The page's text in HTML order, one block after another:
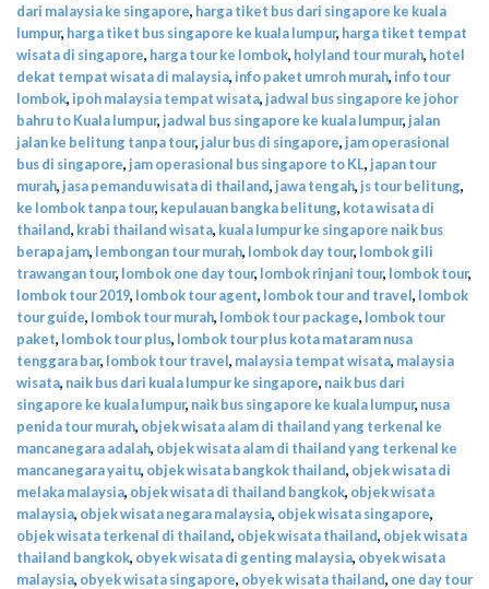
dari malaysia ke singapore, harga tiket bus dari singapore ke kuala
lumpur, harga tiket bus singapore ke kuala lumpur, harga tiket tempat
wisata di singapore, harga tour ke lombok, holyland tour murah, hotel
dekat tempat wisata di malaysia, info paket umroh murah, info tour
lombok, ipoh malaysia tempat wisata, jadwal bus singapore ke johor
bahru to Kuala lumpur, jadwal bus singapore ke kuala lumpur, jalan
jalan ke belitung tanpa tour, jalur bus di singapore, jam operasional
bus di singapore, jam operasional bus singapore to KL, japan tour
murah, jasa pemandu wisata di thailand, jawa tengah, js tour belitung,
ke lombok tanpa tour, kepulauan bangka belitung, kota wisata di
thailand, krabi thailand wisata, kuala lumpur ke singapore naik bus
berapa jam, lembongan tour murah, lombok day tour, lombok gili
trawangan tour, lombok one day tour, lombok rinjani tour, lombok tour,
lombok tour 2019, lombok tour agent, lombok tour and travel, lombok
tour guide, lombok tour murah, lombok tour package, lombok tour
paket, lombok tour plus, lombok tour plus kota mataram nusa
tenggara bar, lombok tour travel, malaysia tempat wisata, malaysia
wisata, naik bus dari kuala lumpur ke singapore, naik bus dari
singapore ke kuala lumpur, naik bus singapore ke kuala lumpur, nusa
penida tour murah, objek wisata alam di thailand yang terkenal ke
mancanegara adalah, objek wisata alam di thailand yang terkenal ke
mancanegara yaitu, objek wisata bangkok thailand, objek wisata di
melaka malaysia, objek wisata di thailand bangkok, objek wisata
malaysia, objek wisata negara malaysia, objek wisata singapore,
objek wisata terkenal di thailand, objek wisata thailand, objek wisata
thailand bangkok, obyek wisata di genting malaysia, obyek wisata
malaysia, obyek wisata singapore, obyek wisata thailand, one day tour